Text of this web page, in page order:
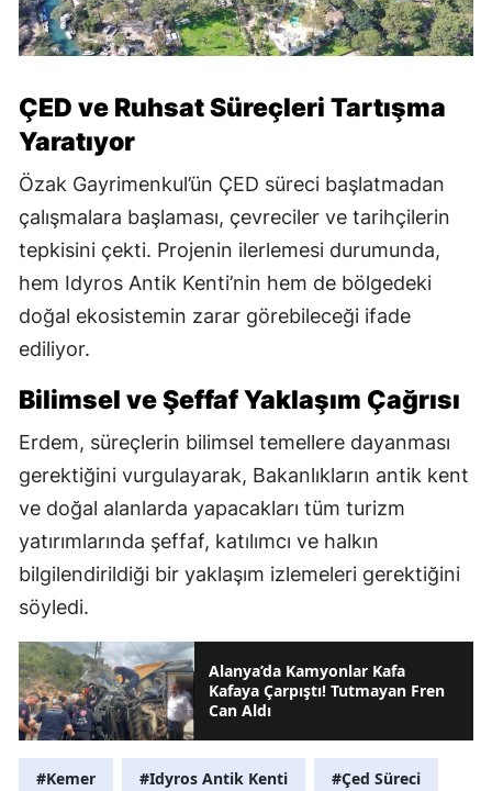
ÇED ve Ruhsat Süreçleri Tartışma
Yaratıyor
Özak Gayrimenkul’ün ÇED süreci başlatmadan
çalışmalara başlaması, çevreciler ve tarihçilerin
tepkisini çekti. Projenin ilerlemesi durumunda,
hem Idyros Antik Kenti’nin hem de bölgedeki
doğal ekosistemin zarar görebileceği ifade
ediliyor.
Bilimsel ve Şeffaf Yaklaşım Çağrısı
Erdem, süreçlerin bilimsel temellere dayanması
gerektiğini vurgulayarak, Bakanlıkların antik kent
ve doğal alanlarda yapacakları tüm turizm
yatırımlarında şeffaf, katılımcı ve halkın
bilgilendirildiği bir yaklaşım izlemeleri gerektiğini
söyledi.
Alanya’da Kamyonlar Kafa
Kafaya Çarpıştı! Tutmayan Fren
Can Aldı
#Kemer #Idyros Antik Kenti #Çed Süreci